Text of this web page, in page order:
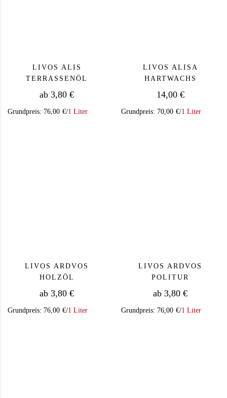
LIVOS ALIS
TERRASSENÖL
ab 3,80 €
Grundpreis: 76,00 €/1 Liter
LIVOS ALISA
HARTWACHS
14,00 €
Grundpreis: 70,00 €/1 Liter
LIVOS ARDVOS
HOLZÖL
ab 3,80 €
Grundpreis: 76,00 €/1 Liter
LIVOS ARDVOS
POLITUR
ab 3,80 €
Grundpreis: 76,00 €/1 Liter